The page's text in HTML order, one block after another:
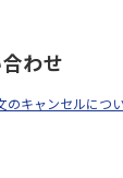
わせ
のキャンセルにつ